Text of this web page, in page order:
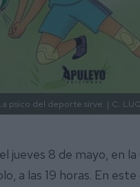
psico del deporte sirve. | C.
jueves 8 de mayo, en
a las 19 horas. En